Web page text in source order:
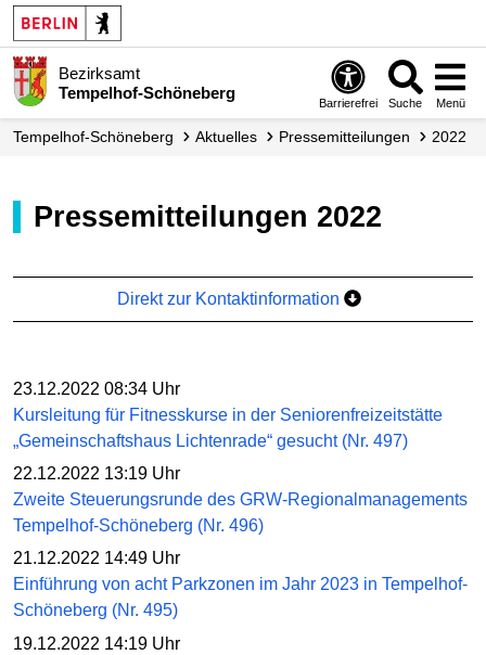
Bezirksamt
Tempelhof-Schöneberg
Barrierefrei Suche Menü
Tempelhof-Schöneberg Aktuelles Presse­mitteilungen 2022
Pressemitteilungen 2022
Direkt zur Kontaktinformation
23.12.2022 08:34 Uhr
Kursleitung für Fitnesskurse in der Seniorenfreizeitstätte
„Gemeinschaftshaus Lichtenrade“ gesucht (Nr. 497)
22.12.2022 13:19 Uhr
Zweite Steuerungsrunde des GRW-Regionalmanagements
Tempelhof-Schöneberg (Nr. 496)
21.12.2022 14:49 Uhr
Einführung von acht Parkzonen im Jahr 2023 in Tempelhof-
Schöneberg (Nr. 495)
19.12.2022 14:19 Uhr